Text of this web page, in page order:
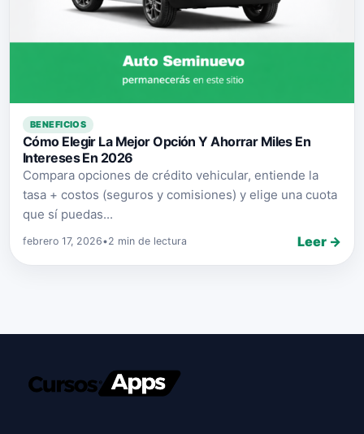
BENEFICIOS
Cómo Elegir La Mejor Opción Y Ahorrar Miles En
Intereses En 2026
Compara opciones de crédito vehicular, entiende la
tasa + costos (seguros y comisiones) y elige una cuota
que sí puedas...
febrero 17, 2026•2 min de lectura Leer →